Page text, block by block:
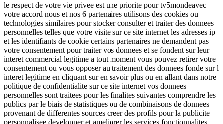
le respect de votre vie privee est une priorite pour tv5mondeavec
votre accord nous et nos 6 partenaires utilisons des cookies ou
technologies similaires pour stocker consulter et traiter des donnees
personnelles telles que votre visite sur ce site internet les adresses ip
et les identifiants de cookie certains partenaires ne demandent pas
votre consentement pour traiter vos donnees et se fondent sur leur
interet commercial legitime a tout moment vous pouvez retirer votre
consentement ou vous opposer au traitement des donnees fonde sur l
interet legitime en cliquant sur en savoir plus ou en allant dans notre
politique de confidentialite sur ce site internet vos donnees
personnelles sont traitees pour les finalites suivantes comprendre les
publics par le biais de statistiques ou de combinaisons de donnees
provenant de differentes sources creer des profils pour la publicite
personnalisee developper et ameliorer les services fonctionnalites